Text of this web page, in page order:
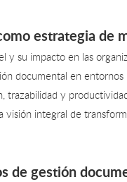
estrategia de
y su impacto en las
documental en
trazabilidad y
visión integral de
de gestión